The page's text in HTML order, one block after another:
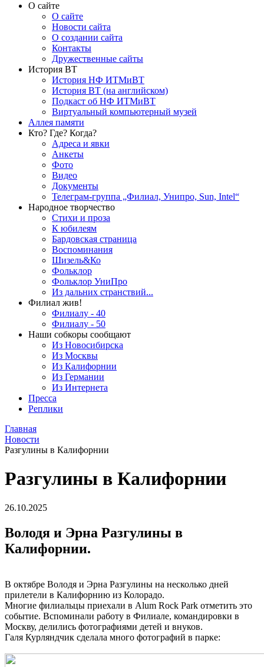
О сайте
О сайте
Новости сайта
О создании сайта
Контакты
Дружественные сайты
История ВТ
История НФ ИТМиВТ
История ВТ (на английском)
Подкаст об НФ ИТМиВТ
Виртуальный компьютерный музей
Аллея памяти
Кто? Где? Когда?
Адреса и явки
Анкеты
Фото
Видео
Документы
Телеграм-группа „Филиал, Унипро, Sun, Intel“
Народное творчество
Стихи и проза
К юбилеям
Бардовская страница
Воспоминания
Шизель&Ко
Фольклор
Фольклор УниПро
Из дальних странствий...
Филиал жив!
Филиалу - 40
Филиалу - 50
Наши собкоры сообщают
Из Новосибирска
Из Москвы
Из Калифорнии
Из Германии
Из Интернета
Пресса
Реплики
Главная
Новости
Разгулины в Калифорнии
Разгулины в Калифорнии
26.10.2025
Володя и Эрна Разгулины в
Калифорнии.
В октябре Володя и Эрна Разгулины на несколько дней
прилетели в Калифорнию из Колорадо.
Многие филиальцы приехали в Alum Rock Park отметить это
событие. Вспоминали работу в Филиале, командировки в
Москву, делились фотографиями детей и внуков.
Галя Курляндчик сделала много фотографий в парке: